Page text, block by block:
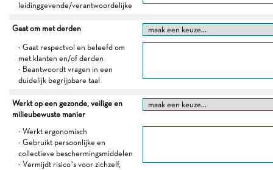
leidinggevende/verantwoordelijke
Gaat om met derden
- Gaat respectvol en beleefd om
met klanten en/of derden
- Beantwoordt vragen in een
duidelijk begrijpbare taal
Werkt op een gezonde, veilige en
milieubewuste manier
- Werkt ergonomisch
- Gebruikt persoonlijke en
collectieve beschermingsmiddelen
- Vermijdt risico’s voor zichzelf,